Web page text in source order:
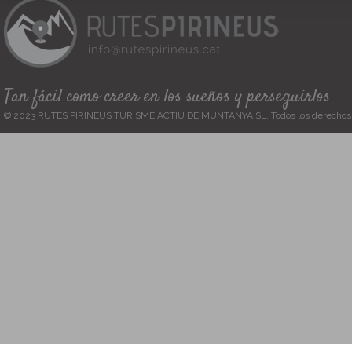
Tan fácil como creer en los sueños y perseguirlos
© 2023 RUTES PIRINEUS TURISME ACTIU DE MUNTANYA SL. Todos los